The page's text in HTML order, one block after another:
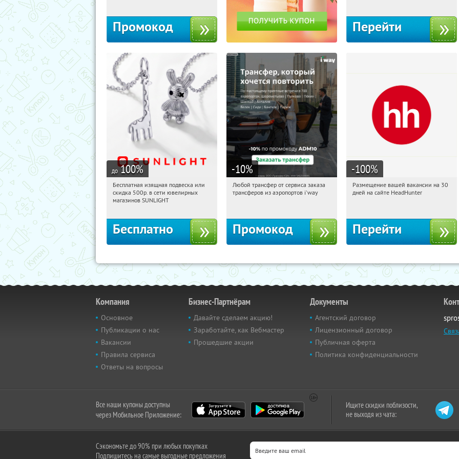
Промокод Перейти
до 100%
14:31:04 Получили:
Россия
Бесплатная изящная подвеска или
скидка 500р. в сети ювелирных
магазинов SUNLIGHT
Бесплатно
-10%
14:31:04
Получи первым!
Любой трансфер от сервиса заказа
трансферов из аэропортов i'way
Промокод
-100%
14:31:04
Получи первым!
Размещение вашей вакансии на 30
дней на сайте HeadHunter
Перейти
Компания
Основное
Публикации о нас
Вакансии
Правила сервиса
Ответы на вопросы
Бизнес-Партнёрам
Давайте сделаем акцию!
Заработайте, как Вебмастер
Прошедшие акции
Документы
Агентский договор
Лицензионный договор
Публичная оферта
Политика конфиденциальности
Все наши купоны доступны
через Мобильное Приложение:
Ищите скидки поблизости,
не выходя из чата:
Сэкономьте до 90% при любых покупках
Подпишитесь на самые выгодные предложения